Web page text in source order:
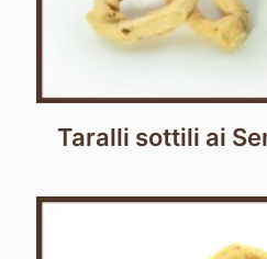
Taralli sottili ai